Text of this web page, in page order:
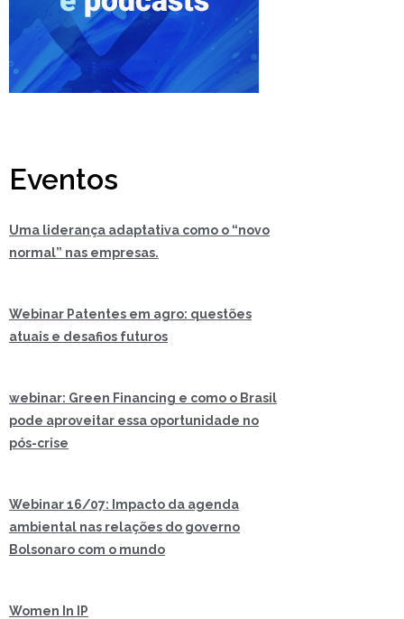
Eventos
Uma liderança adaptativa como o “novo
normal” nas empresas.
Webinar Patentes em agro: questões
atuais e desafios futuros
webinar: Green Financing e como o Brasil
pode aproveitar essa oportunidade no
pós-crise
Webinar 16/07: Impacto da agenda
ambiental nas relações do governo
Bolsonaro com o mundo
Women In IP